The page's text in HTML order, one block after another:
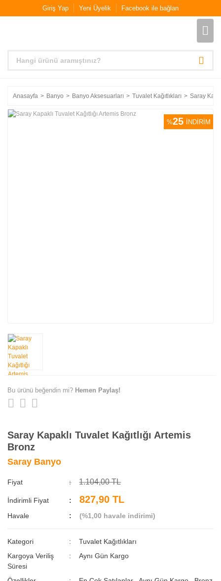
Giriş Yap Yeni Üyelik Facebook ile bağlan
Anasayfa Banyo Banyo Aksesuarları Tuvalet Kağıtlıkları Saray
%25 İNDİRİM
Bu ürünü beğendin mi? Hemen Paylaş!
Saray Kapaklı Tuvalet Kağıtlığı Artemis
Bronz
Saray Banyo
Fiyat 1.104,00 TL
İndirimli Fiyat 827,90 TL
Havale (%1,00 havale indirimi)
Kategori
Tuvalet Kağıtlıkları
Kargoya Veriliş
Süresi
Aynı Gün Kargo